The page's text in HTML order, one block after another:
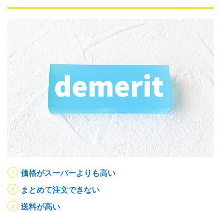
価格がスーパーよりも高い
まとめて注文できない
送料が高い